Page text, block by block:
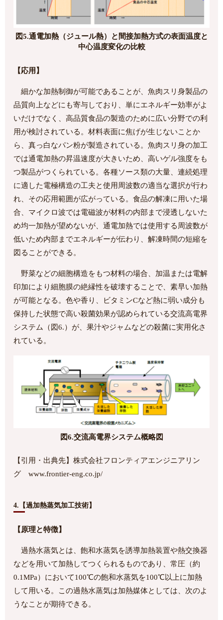
図5.通電加熱（ジュール熱）と間接加熱方式の表面温度と
中心温度変化の比較
【応用】
細かな加熱制御が可能であることが、魚肉スリ身製品の
品質向上などにも寄与しており、単にエネルギー効率がよ
いだけでなく、高品質食品の製造のために広い分野での利
用が検討されている。材料表面に焦げが生じないことか
ら、真っ白なパン粉が製造されている。魚肉スリ身の加工
では通電加熱の昇温速度が大きいため、高いゲル強度をも
つ製品がつくられている。各種ソース類の大量、連続処理
に適した電極構造の工夫と使用周波数の適当な選択が行わ
れ、その応用範囲が広がっている。食品の解凍に用いた場
合、マイクロ波では電磁波が材料の内部まで浸透しないた
め均一加熱が望めないが、通電加熱では使用する周波数が
低いため内部までエネルギーが伝わり、解凍時間の短縮を
図ることができる。
野菜などの細胞構造をもつ材料の場合、加温または電解
印加により細胞膜の絶縁性を破壊することで、素早い加熱
が可能となる。色や香り、ビタミンCなど熱に弱い成分も
保持した状態で高い殺菌効果が認められている交流高電界
システム（図6.）が、果汁やジャムなどの殺菌に実用化さ
れている。
図6.交流高電界システム概略図
【引用・出典先】株式会社フロンティアエンジニアリン
グ www.frontier-eng.co.jp/
4.【過加熱蒸気加工技術】
【原理と特徴】
過熱水蒸気とは、飽和水蒸気を誘導加熱装置や熱交換器
などを用いて加熱してつくられるものであり、常圧（約
0.1MPa）において100℃の飽和水蒸気を100℃以上に加熱
して用いる。この過熱水蒸気は加熱媒体としては、次のよ
うなことが期待できる。